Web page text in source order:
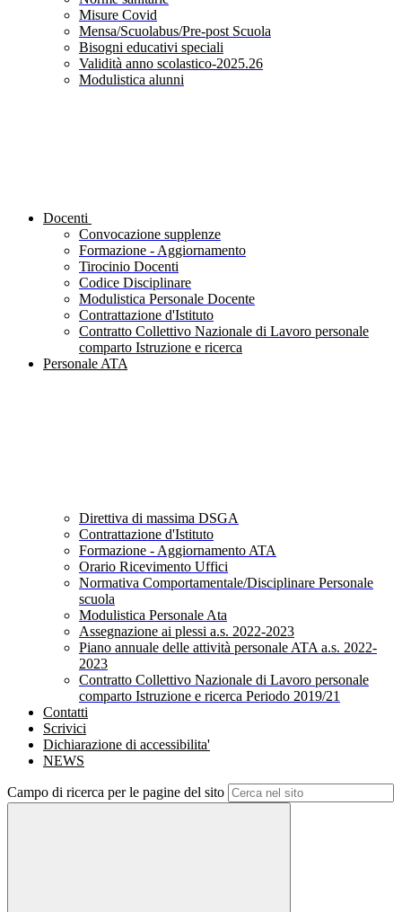
Misure Covid
Mensa/Scuolabus/Pre-post Scuola
Bisogni educativi speciali
Validità anno scolastico-2025.26
Modulistica alunni
Docenti
Convocazione supplenze
Formazione - Aggiornamento
Tirocinio Docenti
Codice Disciplinare
Modulistica Personale Docente
Contrattazione d'Istituto
Contratto Collettivo Nazionale di Lavoro personale
comparto Istruzione e ricerca
Personale ATA
Direttiva di massima DSGA
Contrattazione d'Istituto
Formazione - Aggiornamento ATA
Orario Ricevimento Uffici
Normativa Comportamentale/Disciplinare Personale
scuola
Modulistica Personale Ata
Assegnazione ai plessi a.s. 2022-2023
Piano annuale delle attività personale ATA a.s. 2022-
2023
Contratto Collettivo Nazionale di Lavoro personale
comparto Istruzione e ricerca Periodo 2019/21
Contatti
Scrivici
Dichiarazione di accessibilita'
NEWS
Campo di ricerca per le pagine del sito